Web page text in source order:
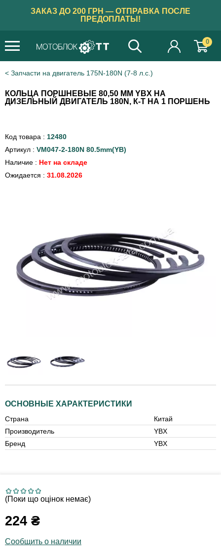
ЗАКАЗ ДО 200 ГРН — ОТПРАВКА ПОСЛЕ
ПРЕДОПЛАТЫ!
0
Запчасти на двигатель 175N-180N (7-8 л.с.)
КОЛЬЦА ПОРШНЕВЫЕ 80,50 ММ YBX НА
ДИЗЕЛЬНЫЙ ДВИГАТЕЛЬ 180N, К-Т НА 1 ПОРШЕНЬ
Код товара : 12480
Артикул : VM047-2-180N 80.5mm(YB)
Наличие : Нет на складе
Ожидается : 31.08.2026
ОСНОВНЫЕ ХАРАКТЕРИСТИКИ
Страна
Китай
Производитель
YBX
Бренд
YBX
(Поки що оцінок немає)
224 ₴
Сообщить о наличии